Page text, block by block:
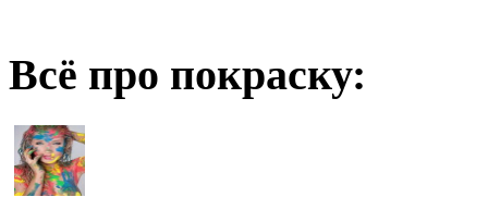
Всё про покраску: